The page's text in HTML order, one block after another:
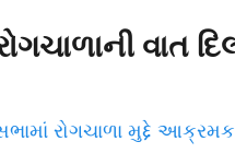
વાત
રોગચાળા મુદ્દે